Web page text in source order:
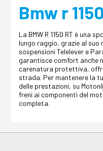
Bmw r
La BMW R 1150 RT è una
lungo raggio, grazie al suo
sospensioni Telelever e
garantisce comfort anche
carenatura protettiva,
strada. Per mantenere la
delle prestazioni, su
freni ai componenti del
completa.